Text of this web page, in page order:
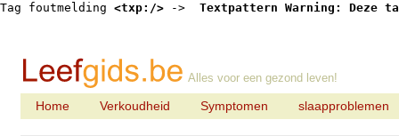
Tag foutmelding <txp:/> -> Textpattern Warning: Deze
Alles voor een gezond leven!
Home Verkoudheid Symptomen slaapproblemen